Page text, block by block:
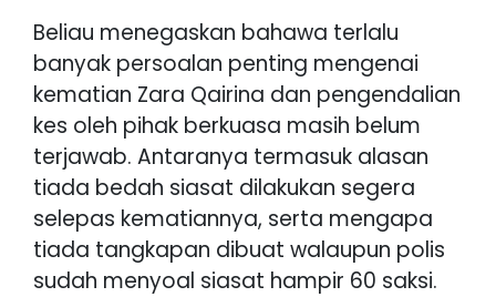
Beliau menegaskan bahawa terlalu
banyak persoalan penting mengenai
kematian Zara Qairina dan pengendalian
kes oleh pihak berkuasa masih belum
terjawab. Antaranya termasuk alasan
tiada bedah siasat dilakukan segera
selepas kematiannya, serta mengapa
tiada tangkapan dibuat walaupun polis
sudah menyoal siasat hampir 60 saksi.